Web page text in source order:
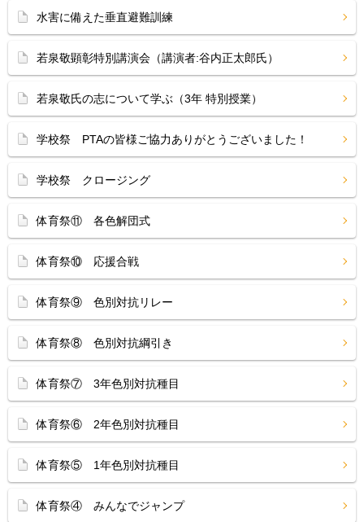
水害に備えた垂直避難訓練
若泉敬顕彰特別講演会（講演者:谷内正太郎氏）
若泉敬氏の志について学ぶ（3年 特別授業）
学校祭 PTAの皆様ご協力ありがとうございました！
学校祭 クロージング
体育祭⑪ 各色解団式
体育祭⑩ 応援合戦
体育祭⑨ 色別対抗リレー
体育祭⑧ 色別対抗綱引き
体育祭⑦ 3年色別対抗種目
体育祭⑥ 2年色別対抗種目
体育祭⑤ 1年色別対抗種目
体育祭④ みんなでジャンプ